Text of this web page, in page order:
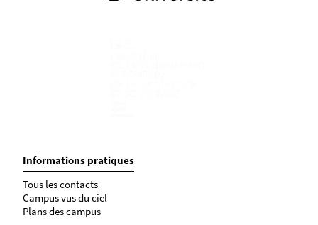
Informations pratiques
Tous les contacts
Campus vus du ciel
Plans des campus